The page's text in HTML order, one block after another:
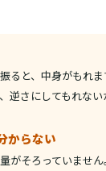
ると、中身がもれま
逆さにしてもれない
からない
がそろっていません。